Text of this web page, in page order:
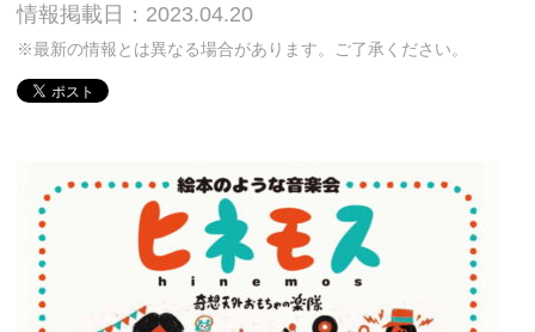
情報掲載日：2023.04.20
※最新の情報とは異なる場合があります。ご了承ください。